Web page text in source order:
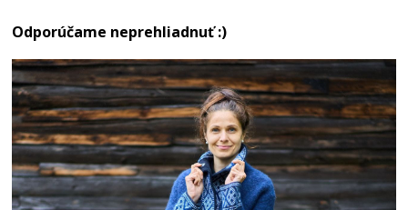
Odporúčame neprehliadnuť :)